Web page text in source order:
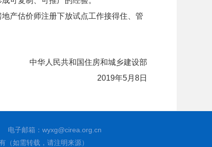
产估价师注册下放试点工作接得住、管
中华人民共和国住房和城乡建设部
2019年5月 8日
电子邮箱：wyxg@cirea.org.cn
如需转载，请注明来源）